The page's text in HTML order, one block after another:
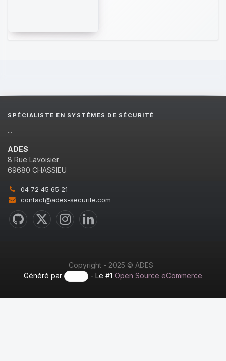
SPÉCIALISTE EN SYSTÈMES DE SÉCURITÉ
...
ADES
8 Rue Lavoisier
69680 CHASSIEU
04 72 45 65 21
contact@ades-securite.com
Copyright - 2025 © ADES
Généré par
- Le #1Open Source eCommerce